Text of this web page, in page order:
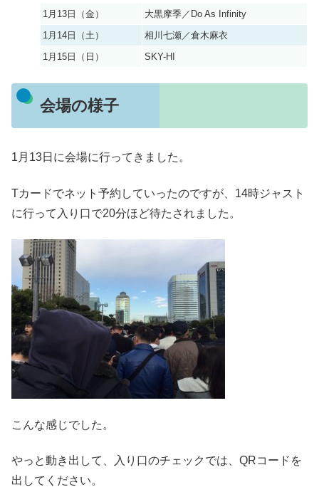
1月13日（金）
大黒摩季／Do As Infinity
1月14日（土）
相川七瀬／倉木麻衣
1月15日（日）
SKY-HI
会場の様子
1月13日に会場に行ってきました。
Tカードでネット予約していったのですが、14時ジャスト
に行って入り口で20分ほど待たされました。
こんな感じでした。
やっと動き出して、入り口のチェックでは、QRコードを
出してください。